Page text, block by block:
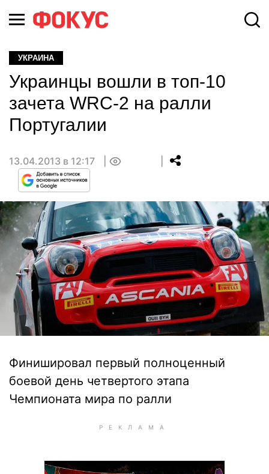
УКРАИНА
Украинцы вошли в топ-10
зачета WRC-2 на ралли
Португалии
13.04.2013 в 12:17
Финишировал первый полноценный
боевой день четвертого этапа
Чемпионата мира по ралли